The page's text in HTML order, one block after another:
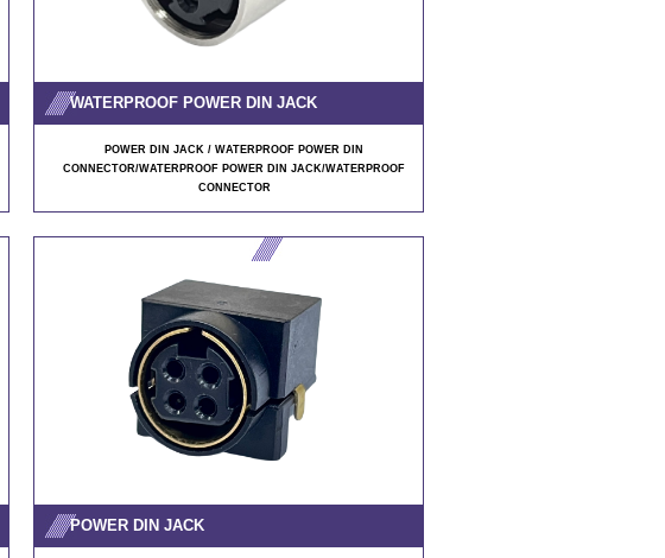
WATERPROOF POWER DIN JACK
POWER DIN JACK / WATERPROOF POWER DIN
CONNECTOR/WATERPROOF POWER DIN JACK/WATERPROOF
CONNECTOR
POWER DIN JACK